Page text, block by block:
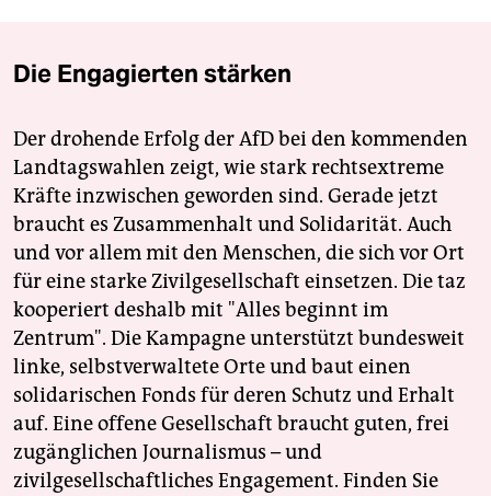
Die Engagierten stärken
Der drohende Erfolg der AfD bei den kommenden
Landtagswahlen zeigt, wie stark rechtsextreme
Kräfte inzwischen geworden sind. Gerade jetzt
braucht es Zusammenhalt und Solidarität. Auch
und vor allem mit den Menschen, die sich vor Ort
für eine starke Zivilgesellschaft einsetzen. Die taz
kooperiert deshalb mit "Alles beginnt im
Zentrum". Die Kampagne unterstützt bundesweit
linke, selbstverwaltete Orte und baut einen
solidarischen Fonds für deren Schutz und Erhalt
auf. Eine offene Gesellschaft braucht guten, frei
zugänglichen Journalismus – und
zivilgesellschaftliches Engagement. Finden Sie